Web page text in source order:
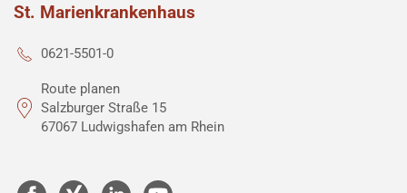
St. Marienkrankenhaus
0621-5501-0
Route planen
Salzburger Straße 15
67067 Ludwigshafen am Rhein